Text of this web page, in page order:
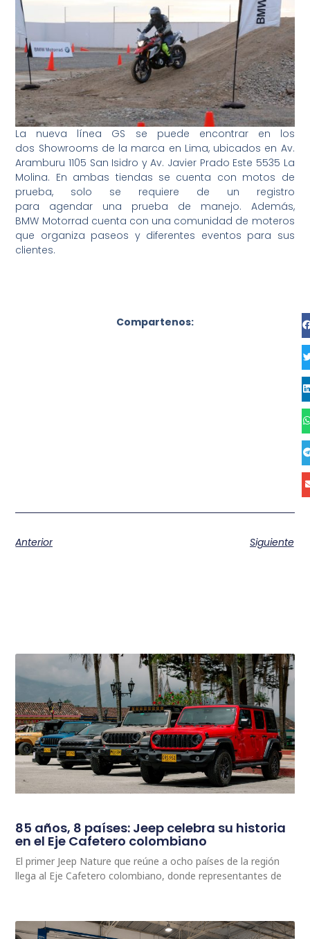
La nueva línea GS se puede encontrar en los
dos Showrooms de la marca en Lima, ubicados en Av.
Aramburu 1105 San Isidro y Av. Javier Prado Este 5535 La
Molina. En ambas tiendas se cuenta con motos de
prueba, solo se requiere de un registro
para agendar una prueba de manejo. Además,
BMW Motorrad cuenta con una comunidad de moteros
que organiza paseos y diferentes eventos para sus
clientes.
Compartenos:
Anterior Siguiente
85 años, 8 países: Jeep celebra su historia
en el Eje Cafetero colombiano
El primer Jeep Nature que reúne a ocho países de la región
llega al Eje Cafetero colombiano, donde representantes de